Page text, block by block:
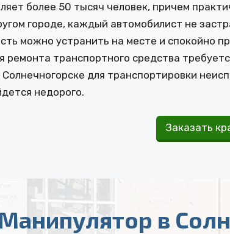
более 50 тысяч человек, причем
городе, каждый автомобилист не
можно устранить на месте и спокойно
ремонта транспортного средства
для транспортировки
недорого.
Заказать
в